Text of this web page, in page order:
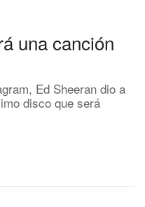
una canción
Ed Sheeran dio a
disco que será